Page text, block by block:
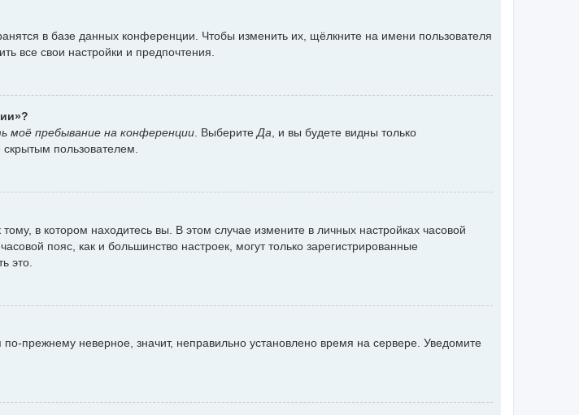
в базе данных конференции. Чтобы изменить их, щёлкните на имени пользователя
все свои настройки и предпочтения.
моё пребывание на конференции . Выберите Да , и вы будете видны только
пользователем.
в котором находитесь вы. В этом случае измените в личных настройках часовой
пояс, как и большинство настроек, могут только зарегистрированные
это.
прежнему неверное, значит, неправильно установлено время на сервере. Уведомите